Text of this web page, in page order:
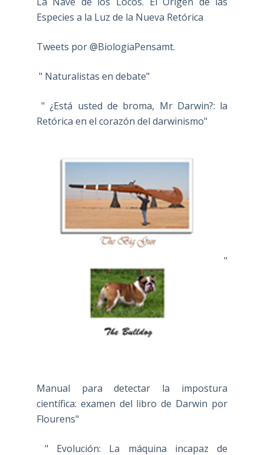
Especies a la Luz de la Nueva Retórica
Tweets por @BiologiaPensamt.
" Naturalistas en debate"
" ¿Está usted de broma, Mr Darwin?: la
Retórica en el corazón del darwinismo"
"
Manual para detectar la impostura
científica: examen del libro de Darwin por
Flourens"
" Evolución: La máquina incapaz de